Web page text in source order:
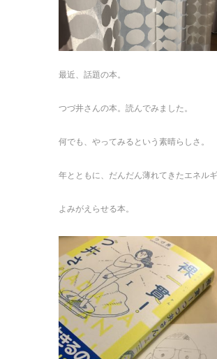
最近、話題の本。
つづ井さんの本。読んでみました。
何でも、やってみるという素晴らしさ。
年とともに、だんだん薄れてきたエネル
よみがえらせる本。